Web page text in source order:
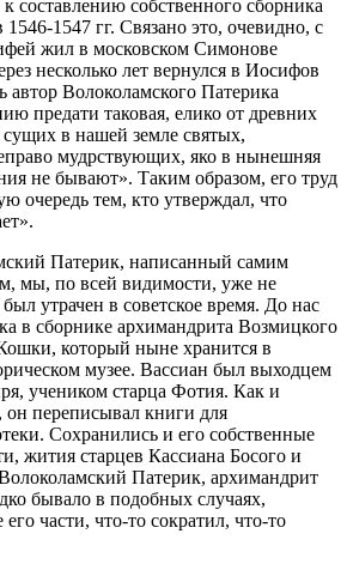
составлению собственного сборника
1547 гг. Связано это, очевидно, с
жил в московском Симонове
несколько лет вернулся в Иосифов
Волоколамского Патерика
предати таковая, елико от древних
в нашей земле святых,
мудрствующих, яко в нынешняя
не бывают». Таким образом, его труд
очередь тем, кто утверждал, что
Патерик, написанный самим
мы, по всей видимости, уже не
утрачен в советское время. До нас
в сборнике архимандрита Возмицкого
который ныне хранится в
музее. Вассиан был выходцем
учеником старца Фотия. Как и
переписывал книги для
Сохранились и его собственные
жития старцев Кассиана Босого и
Патерик, архимандрит
бывало в подобных случаях,
части, что-то сократил, что-то